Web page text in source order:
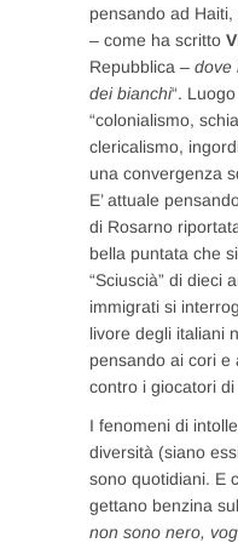
pensando ad Haiti,
– come ha scritto
Repubblica – dove
dei bianchi“.
“colonialismo,
clericalismo,
una convergenza
E’ attuale
di Rosarno
bella puntata che
“Sciuscià” di dieci
immigrati si
livore degli italiani
pensando ai cori e
contro i giocatori di
I fenomeni di
diversità (siano
sono quotidiani. E
gettano benzina
non sono nero,